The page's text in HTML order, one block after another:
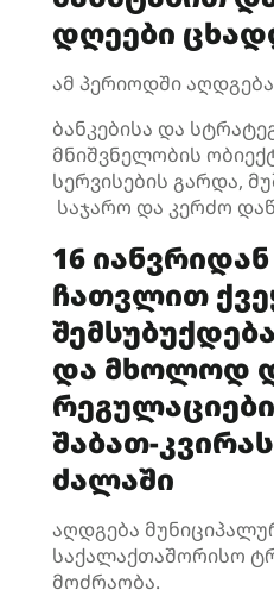
დღეები
ამ პერიოდში
ბანკებისა და
მნიშვნელობის
სერვისების გარდა,
საჯარო და კერძო
16
ჩათვლით
და მხოლოდ
შაბათ-
ძალაში
აღდგება
საქალაქთაშორისო
მოძრაობა.